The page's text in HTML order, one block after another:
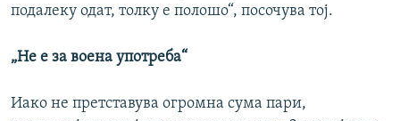
подалеку одат, толку е полошо“, посочува тој.
„Не e за воена употреба“
Иако не претставува огромна сума пари,